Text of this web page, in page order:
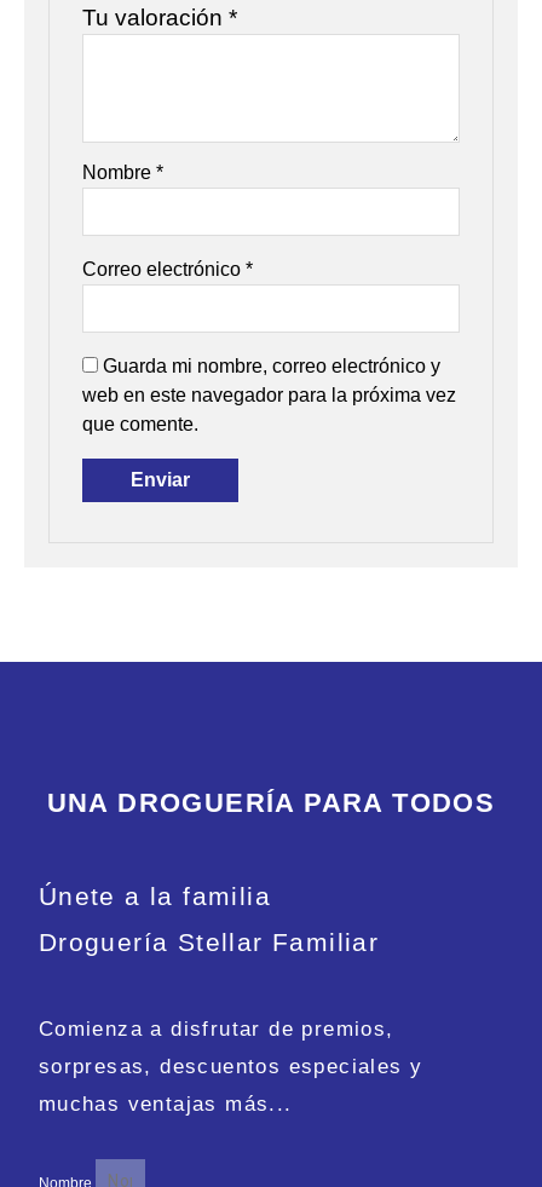
Tu valoración *
Nombre *
Correo electrónico *
Guarda mi nombre, correo electrónico y
web en este navegador para la próxima vez
que comente.
UNA DROGUERÍA PARA TODOS
Únete a la familia
Droguería Stellar Familiar
Comienza a disfrutar de premios,
sorpresas, descuentos especiales y
muchas ventajas más...
Nombre